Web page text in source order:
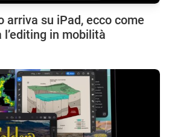
arriva su iPad, ecco come
l’editing in mobilità